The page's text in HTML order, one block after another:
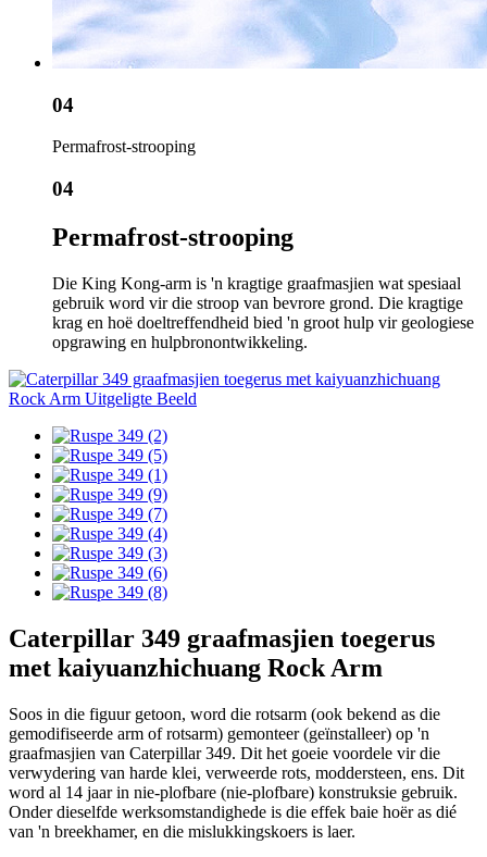
04
Permafrost-strooping
04
Permafrost-strooping
Die King Kong-arm is 'n kragtige graafmasjien wat spesiaal
gebruik word vir die stroop van bevrore grond. Die kragtige
krag en hoë doeltreffendheid bied 'n groot hulp vir geologiese
opgrawing en hulpbronontwikkeling.
Caterpillar 349 graafmasjien toegerus
met kaiyuanzhichuang Rock Arm
Soos in die figuur getoon, word die rotsarm (ook bekend as die
gemodifiseerde arm of rotsarm) gemonteer (geïnstalleer) op 'n
graafmasjien van Caterpillar 349. Dit het goeie voordele vir die
verwydering van harde klei, verweerde rots, moddersteen, ens. Dit
word al 14 jaar in nie-plofbare (nie-plofbare) konstruksie gebruik.
Onder dieselfde werksomstandighede is die effek baie hoër as dié
van 'n breekhamer, en die mislukkingskoers is laer.